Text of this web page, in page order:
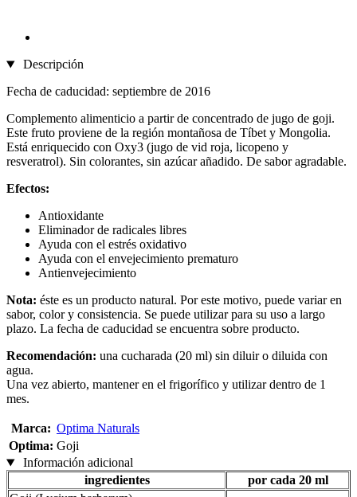
Descripción
Fecha de caducidad: septiembre de 2016
Complemento alimenticio a partir de concentrado de jugo de goji.
Este fruto proviene de la región montañosa de Tíbet y Mongolia.
Está enriquecido con Oxy3 (jugo de vid roja, licopeno y
resveratrol). Sin colorantes, sin azúcar añadido. De sabor agradable.
Efectos:
Antioxidante
Eliminador de radicales libres
Ayuda con el estrés oxidativo
Ayuda con el envejecimiento prematuro
Antienvejecimiento
Nota: éste es un producto natural. Por este motivo, puede variar en
sabor, color y consistencia. Se puede utilizar para su uso a largo
plazo. La fecha de caducidad se encuentra sobre producto.
Recomendación: una cucharada (20 ml) sin diluir o diluida con
agua.
Una vez abierto, mantener en el frigorífico y utilizar dentro de 1
mes.
Marca: Optima Naturals
Optima: Goji
Información adicional
ingredientes
por cada 20 ml